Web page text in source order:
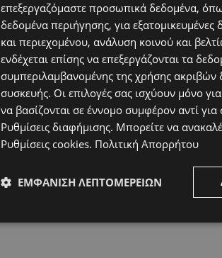
επεξεργαζόμαστε προσωπικά δεδομένα,
δεδομένα περιήγησης, για
και περιεχομένου, ανάλυση κοινού και
ενδέχεται επίσης να επεξεργάζονται τα
συμπεριλαμβανομένης της χρήσης
συσκευής. Οι επιλογές σας ισχύουν μόνο
να βασίζονται σε έννομο συμφέρον αντί για
Ρυθμίσεις διαφήμισης. Μπορείτε να
Ρυθμίσεις cookies. Πολιτική Απορρήτου
ΕΜΦΆΝΙΣΗ ΛΕΠΤΟΜΕΡΕΙΏΝ